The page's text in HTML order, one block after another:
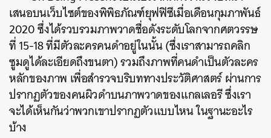
เสนอบนเว็บไซต์ของพิพิธภัณฑ์ยุฟฟิซีเมื่อเดือนกุมภาพันธ์
2020 ซึ่งได้รวบรวมภาพวาดชื่อดังระดับโลกจากศตวรรษ
ที่ 15-18 ที่มีตัวละครคนดำอยู่ในนั้น (ซึ่งเราสามารถคลิก
ซูมดูได้ละเอียดถึงขนตา) รวมถึงภาพที่คนดำเป็นตัวละคร
หลักของภาพ เพื่อสำรวจบริบททางประวัติศาสตร์ ผ่านการ
ปรากฏตัวของคนผิวดำบนภาพวาดของแกลเลอรี ซึ่งเรา
จะได้เห็นกันว่าพวกเขาปรากฏตัวแบบไหน ในฐานะอะไร
บ้าง